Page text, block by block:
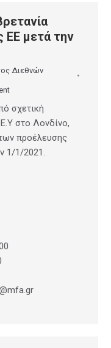
ΕΕ μετά την
Διεθνών
σχετική
στο Λονδίνο,
προέλευσης
1/1/2021.